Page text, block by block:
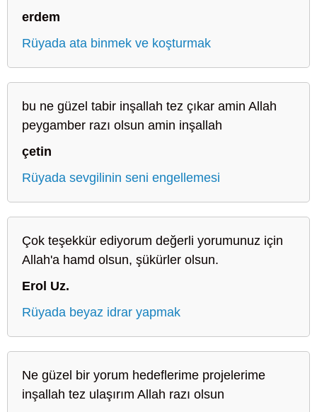
erdem
Rüyada ata binmek ve koşturmak
bu ne güzel tabir inşallah tez çıkar amin Allah
peygamber razı olsun amin inşallah
çetin
Rüyada sevgilinin seni engellemesi
Çok teşekkür ediyorum değerli yorumunuz için
Allah'a hamd olsun, şükürler olsun.
Erol Uz.
Rüyada beyaz idrar yapmak
Ne güzel bir yorum hedeflerime projelerime
inşallah tez ulaşırım Allah razı olsun